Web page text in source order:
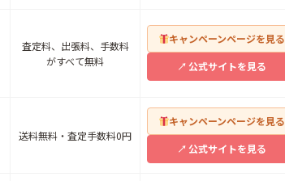
査定料、出張料、手数料
がすべて無料
キャンペーンページを見る
公式サイトを見る
送料無料・査定手数料0円
キャンペーンページを見る
公式サイトを見る